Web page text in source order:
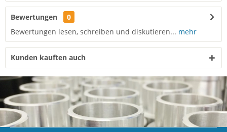
Bewertungen
0
Bewertungen lesen, schreiben und diskutieren... mehr
Kunden kauften auch